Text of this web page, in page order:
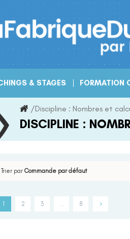
& STAGES FORMATION
/Discipline : Nombres et
DISCIPLINE :
Trier par Commande par défaut
1 2 3 … 8